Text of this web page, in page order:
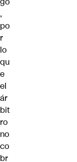
,
po
r
lo
qu
e
el
ár
bit
ro
no
co
br